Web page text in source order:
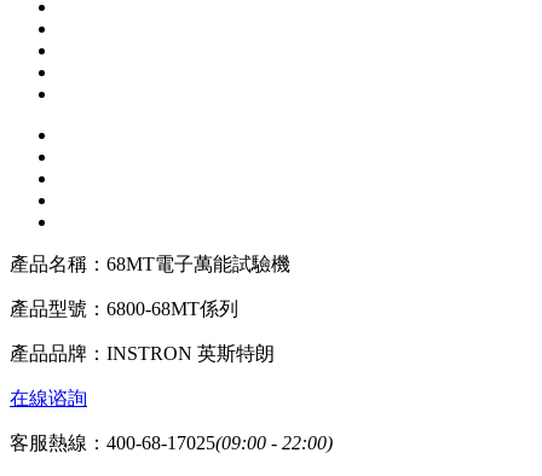
產品名稱： 68MT電子萬能試驗機
產品型號： 6800-68MT係列
產品品牌： INSTRON 英斯特朗
在線谘詢
客服熱線：400-68-17025(09:00 - 22:00)